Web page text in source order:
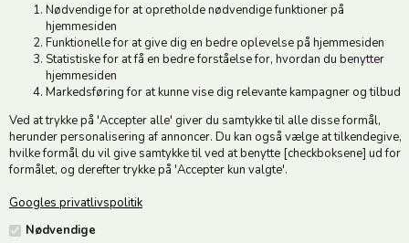
Nødvendige for at opretholde nødvendige funktioner på
hjemmesiden
Funktionelle for at give dig en bedre oplevelse på hjemmesiden
Statistiske for at få en bedre forståelse for, hvordan du benytter
hjemmesiden
Markedsføring for at kunne vise dig relevante kampagner og tilbud
Ved at trykke på 'Accepter alle' giver du samtykke til alle disse formål,
herunder personalisering af annoncer. Du kan også vælge at tilkendegive,
hvilke formål du vil give samtykke til ved at benytte [checkboksene] ud for
formålet, og derefter trykke på 'Accepter kun valgte'.
Googles privatlivspolitik
Nødvendige
Åbningstider: Man-Fre 9.00-17.00 | Middagslukket 12.00-12.30 |
Lørdag 9.00-12.00
Hold dig opdateret
Tilmeld dig vores nyhedsbrev og modtag gode tilbud :)
Jeg accepterer vilkårene